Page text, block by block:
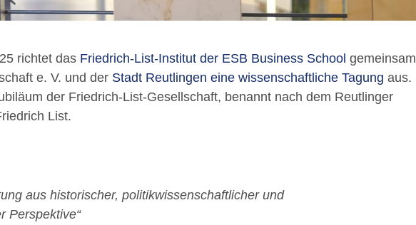
richtet das Friedrich-List-Institut der ESB Business School gemeinsam
e. V. und der Stadt Reutlingen eine wissenschaftliche Tagung aus.
der Friedrich-List-Gesellschaft, benannt nach dem Reutlinger
List.
aus historischer, politikwissenschaftlicher und
Perspektive“